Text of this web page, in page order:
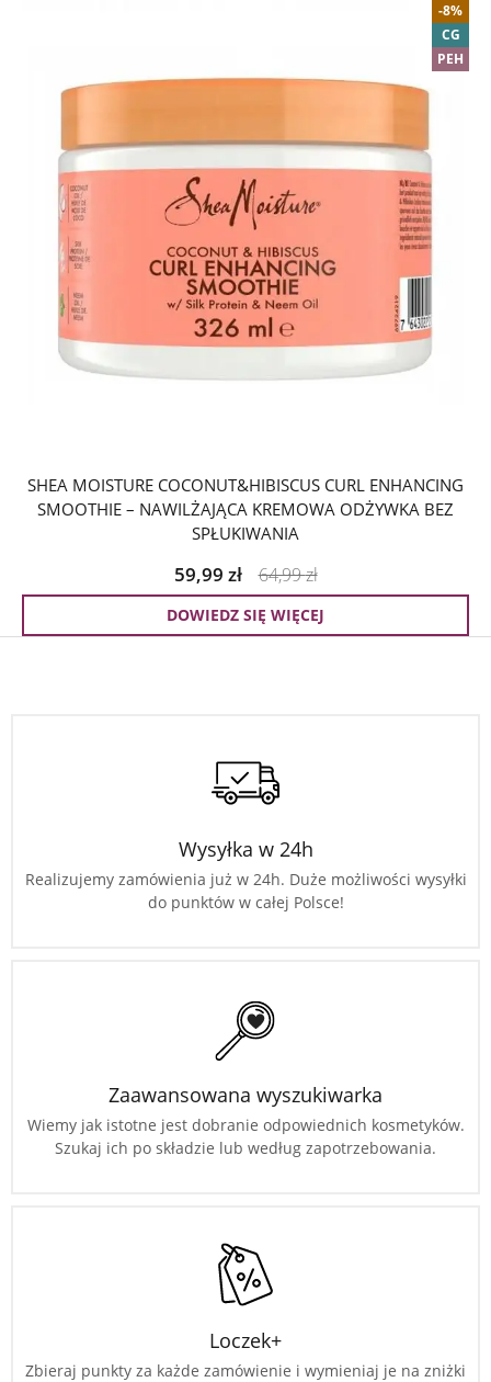
-8%
CG
PEH
SHEA MOISTURE COCONUT&HIBISCUS CURL ENHANCING
SMOOTHIE – NAWILŻAJĄCA KREMOWA ODŻYWKA BEZ
SPŁUKIWANIA
59,99 zł 64,99zł
DOWIEDZ SIĘ WIĘCEJ
Wysyłka w 24h
Realizujemy zamówienia już w 24h. Duże możliwości wysyłki
do punktów w całej Polsce!
Zaawansowana wyszukiwarka
Wiemy jak istotne jest dobranie odpowiednich kosmetyków.
Szukaj ich po składzie lub według zapotrzebowania.
Loczek+
Zbieraj punkty za każde zamówienie i wymieniaj je na zniżki